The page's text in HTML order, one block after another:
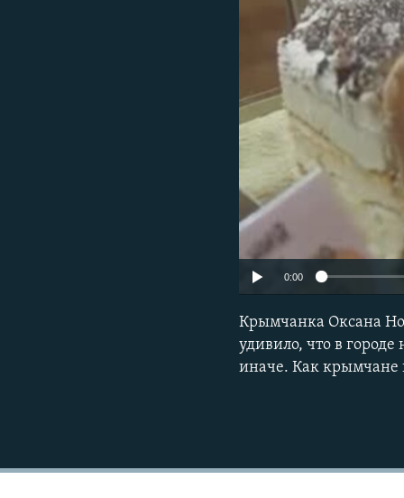
0:00
Крымчанка Оксана
удивило, что в
иначе. Как крымчане